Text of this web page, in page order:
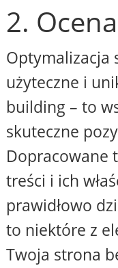
2.
Optymalizacja
użyteczne i
building – to
skuteczne
Dopracowane
treści i ich
prawidłowo
to niektóre z
Twoja strona